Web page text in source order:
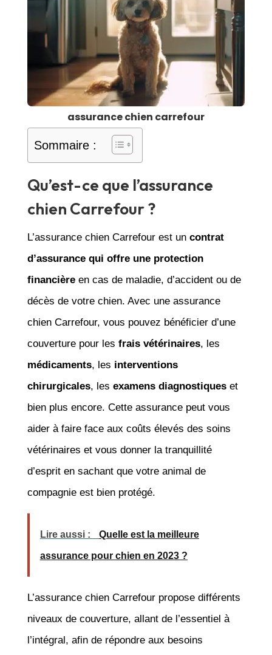
assurance chien carrefour
Sommaire :
Qu’est-ce que l’assurance
chien Carrefour ?
L’assurance chien Carrefour est un contrat
d’assurance qui offre une protection
financièreen cas de maladie, d’accident ou de
décès de votre chien. Avec une assurance
chien Carrefour, vous pouvez bénéficier d’une
couverture pour les frais vétérinaires, les
médicaments, les interventions
chirurgicales, les examens diagnostiqueset
bien plus encore. Cette assurance peut vous
aider à faire face aux coûts élevés des soins
vétérinaires et vous donner la tranquillité
d’esprit en sachant que votre animal de
compagnie est bien protégé.
Lire aussi : Quelle est la meilleure
assurance pour chien en 2023 ?
L’assurance chien Carrefour propose différents
niveaux de couverture, allant de l’essentiel à
l’intégral, afin de répondre aux besoins